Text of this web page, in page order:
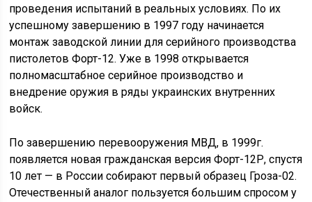
проведения испытаний в реальных условиях. По их
успешному завершению в 1997 году начинается
монтаж заводской линии для серийного производства
пистолетов Форт-12. Уже в 1998 открывается
полномасштабное серийное производство и
внедрение оружия в ряды украинских внутренних
войск.
По завершению перевооружения МВД, в 1999г.
появляется новая гражданская версия Форт-12Р, спустя
10 лет — в России собирают первый образец Гроза-02.
Отечественный аналог пользуется большим спросом у